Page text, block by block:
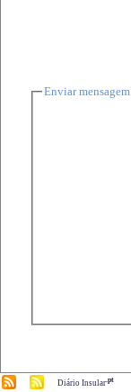
Enviar mensagem
Diário Insular.pt